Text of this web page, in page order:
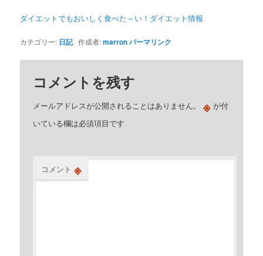
ダイエットでもおいしく食べた～い！ダイエット情報
カテゴリー: 日記作成者:marronパーマリンク
コメントを残す
メールアドレスが公開されることはありません。 ※ が付
いている欄は必須項目です
コメント ※